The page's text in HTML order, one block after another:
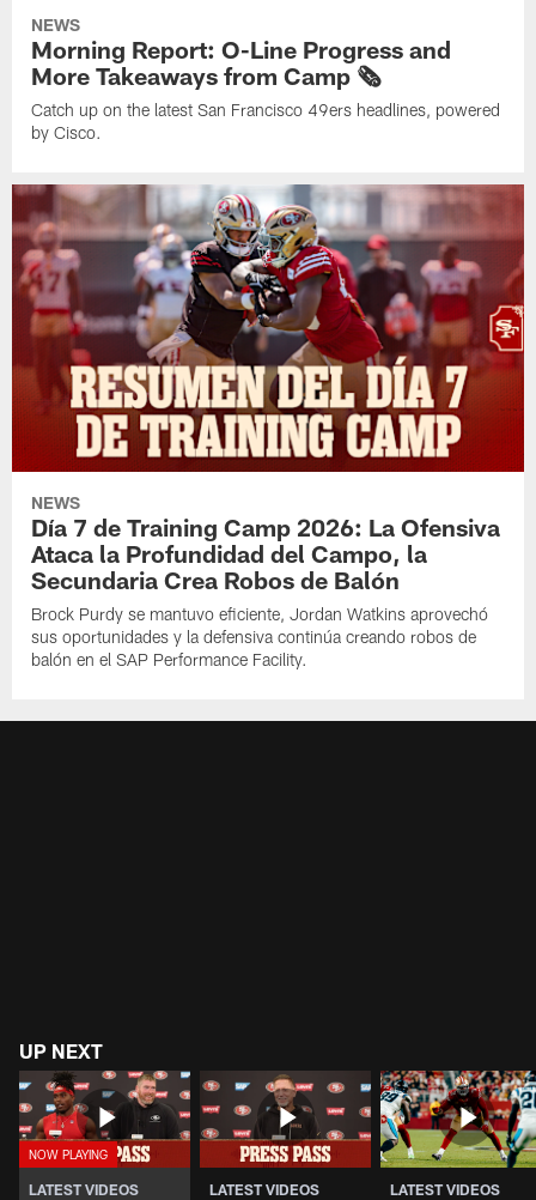
NEWS
Morning Report: O-Line Progress and
More Takeaways from Camp 🗞️
Catch up on the latest San Francisco 49ers headlines, powered
by Cisco.
NEWS
Día 7 de Training Camp 2026: La Ofensiva
Ataca la Profundidad del Campo, la
Secundaria Crea Robos de Balón
Brock Purdy se mantuvo eficiente, Jordan Watkins aprovechó
sus oportunidades y la defensiva continúa creando robos de
balón en el SAP Performance Facility.
UP NEXT
LATEST VIDEOS
LATEST VIDEOS
LATEST VIDEOS